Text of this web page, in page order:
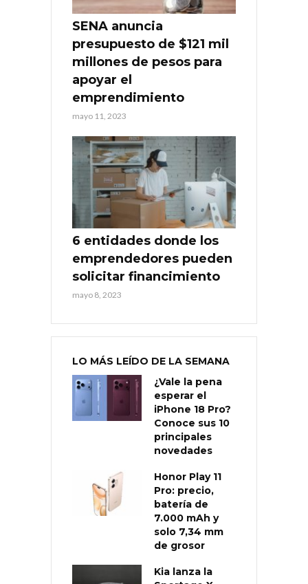
SENA anuncia
presupuesto de $121 mil
millones de pesos para
apoyar el
emprendimiento
mayo 11, 2023
6 entidades donde los
emprendedores pueden
solicitar financimiento
mayo 8, 2023
LO MÁS LEÍDO DE LA SEMANA
¿Vale la pena
esperar el
iPhone 18 Pro?
Conoce sus 10
principales
novedades
Honor Play 11
Pro: precio,
batería de
7.000 mAh y
solo 7,34 mm
de grosor
Kia lanza la